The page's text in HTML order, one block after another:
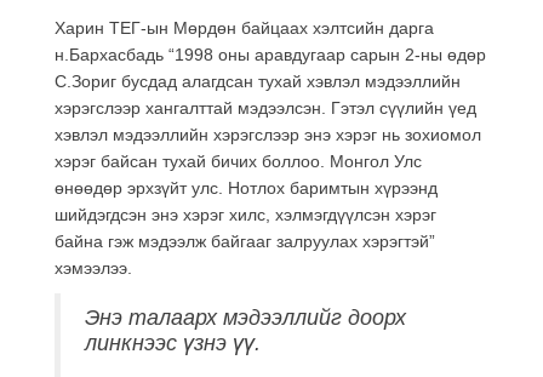
Харин ТЕГ-ын Мөрдөн байцаах хэлтсийн дарга
н.Бархасбадь “1998 оны аравдугаар сарын 2-ны өдөр
С.Зориг бусдад алагдсан тухай хэвлэл мэдээллийн
хэрэгслээр хангалттай мэдээлсэн. Гэтэл сүүлийн үед
хэвлэл мэдээллийн хэрэгслээр энэ хэрэг нь зохиомол
хэрэг байсан тухай бичих боллоо. Монгол Улс
өнөөдөр эрхзүйт улс. Нотлох баримтын хүрээнд
шийдэгдсэн энэ хэрэг хилс, хэлмэгдүүлсэн хэрэг
байна гэж мэдээлж байгааг залруулах хэрэгтэй”
хэмээлээ.
Энэ талаарх мэдээллийг доорх
линкнээс үзнэ үү.